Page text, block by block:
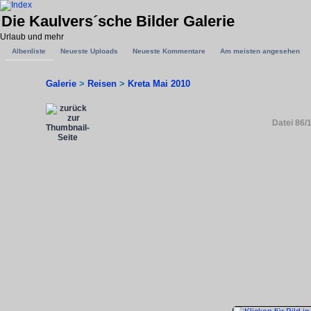
Die Kaulvers´sche Bilder Galerie
Urlaub und mehr
Albenliste Neueste Uploads Neueste Kommentare Am meisten angesehen
Galerie > Reisen > Kreta Mai 2010
Datei 86/